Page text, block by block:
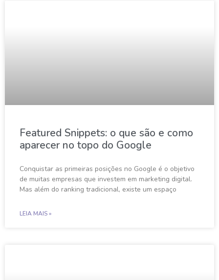
Featured Snippets: o que são e como
aparecer no topo do Google
Conquistar as primeiras posições no Google é o objetivo
de muitas empresas que investem em marketing digital.
Mas além do ranking tradicional, existe um espaço
LEIA MAIS »